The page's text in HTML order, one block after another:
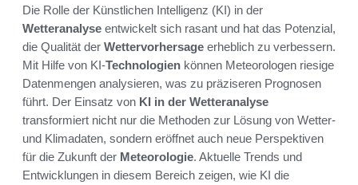
Die Rolle der Künstlichen Intelligenz (KI) in der
Wetteranalyse entwickelt sich rasant und hat das Potenzial,
die Qualität der Wettervorhersage erheblich zu verbessern.
Mit Hilfe von KI-Technologien können Meteorologen riesige
Datenmengen analysieren, was zu präziseren Prognosen
führt. Der Einsatz von KI in der Wetteranalyse
transformiert nicht nur die Methoden zur Lösung von Wetter-
und Klimadaten, sondern eröffnet auch neue Perspektiven
für die Zukunft der Meteorologie. Aktuelle Trends und
Entwicklungen in diesem Bereich zeigen, wie KI die